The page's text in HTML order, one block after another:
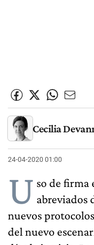
Cecilia
24-04-2020 01:00
U so de firma
abreviados
nuevos
del nuevo